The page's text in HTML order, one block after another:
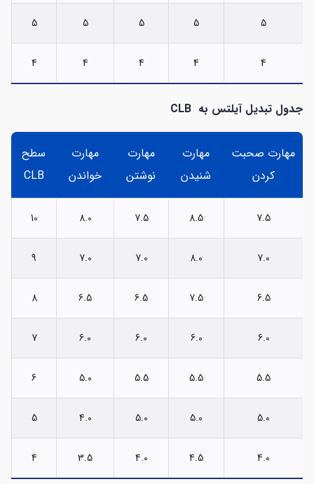
5
5
5
5
5
4
4
4
4
4
جدول تبدیل آیلتس به
مهارت صحبت
کردن
مهارت
شنیدن
مهارت
نوشتن
مهارت
خواندن
سطح
CLB
7.5
8.5
7.5
8.0
10
7.0
8.0
7.0
7.0
9
6.5
7.5
6.5
6.5
8
6.0
6.0
6.0
6.0
7
5.5
5.5
5.5
5.0
6
5.0
5.0
5.0
4.0
5
4.0
4.5
4.0
3.5
4